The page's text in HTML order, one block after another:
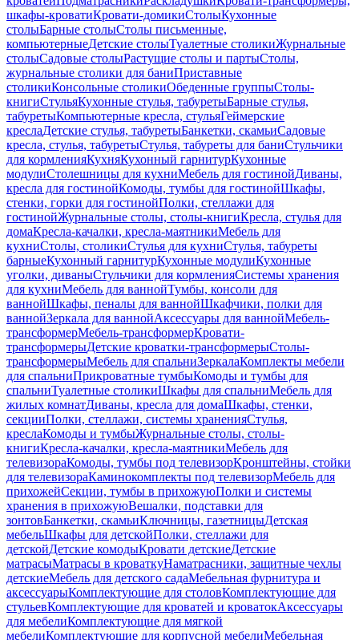
шкафы-кроватиКровати-домикиСтолыКухонные
столыБарные столыСтолы письменные,
компьютерныеДетские столыТуалетные столикиЖурнальные
столыСадовые столыРастущие столы и партыСтолы,
журнальные столики для баниПриставные
столикиКонсольные столикиОбеденные группыСтолы-
книгиСтульяКухонные стулья, табуретыБарные стулья,
табуретыКомпьютерные кресла, стульяГеймерские
креслаДетские стулья, табуретыБанкетки, скамьиСадовые
кресла, стулья, табуретыСтулья, табуреты для баниСтульчики
для кормленияКухняКухонный гарнитурКухонные
модулиСтолешницы для кухниМебель для гостинойДиваны,
кресла для гостинойКомоды, тумбы для гостинойШкафы,
стенки, горки для гостинойПолки, стеллажи для
гостинойЖурнальные столы, столы-книгиКресла, стулья для
домаКресла-качалки, кресла-маятникиМебель для
кухниСтолы, столикиСтулья для кухниСтулья, табуреты
барныеКухонный гарнитурКухонные модулиКухонные
уголки, диваныСтульчики для кормленияСистемы хранения
для кухниМебель для ваннойТумбы, консоли для
ваннойШкафы, пеналы для ваннойШкафчики, полки для
ваннойЗеркала для ваннойАксессуары для ваннойМебель-
трансформерМебель-трансформерКровати-
трансформерыДетские кроватки-трансформерыСтолы-
трансформерыМебель для спальниЗеркалаКомплекты мебели
для спальниПрикроватные тумбыКомоды и тумбы для
спальниТуалетные столикиШкафы для спальниМебель для
жилых комнатДиваны, кресла для домаШкафы, стенки,
секцииПолки, стеллажи, системы храненияСтулья,
креслаКомоды и тумбыЖурнальные столы, столы-
книгиКресла-качалки, кресла-маятникиМебель для
телевизораКомоды, тумбы под телевизорКронштейны, стойки
для телевизораКаминокомплекты под телевизорМебель для
прихожейСекции, тумбы в прихожуюПолки и системы
хранения в прихожуюВешалки, подставки для
зонтовБанкетки, скамьиКлючницы, газетницыДетская
мебельШкафы для детскойПолки, стеллажи для
детскойДетские комодыКровати детскиеДетские
матрасыМатрасы в кроваткуНаматрасники, защитные чехлы
детскиеМебель для детского садаМебельная фурнитура и
аксессуарыКомплектующие для столовКомплектующие для
стульевКомплектующие для кроватей и кроватокАксессуары
для мебелиКомплектующие для мягкой
мебелиКомплектующие для корпусной мебелиМебельная